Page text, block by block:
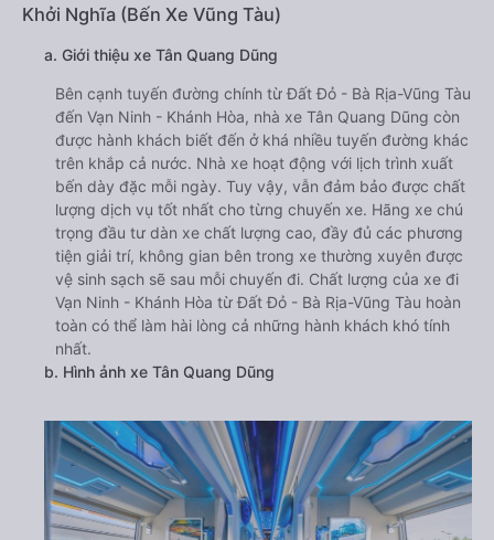
Khởi Nghĩa (Bến Xe Vũng Tàu)
a. Giới thiệu xe Tân Quang Dũng
Bên cạnh tuyến đường chính từ Đất Đỏ - Bà Rịa-Vũng Tàu
đến Vạn Ninh - Khánh Hòa, nhà xe Tân Quang Dũng còn
được hành khách biết đến ở khá nhiều tuyến đường khác
trên khắp cả nước. Nhà xe hoạt động với lịch trình xuất
bến dày đặc mỗi ngày. Tuy vậy, vẫn đảm bảo được chất
lượng dịch vụ tốt nhất cho từng chuyến xe. Hãng xe chú
trọng đầu tư dàn xe chất lượng cao, đầy đủ các phương
tiện giải trí, không gian bên trong xe thường xuyên được
vệ sinh sạch sẽ sau mỗi chuyến đi. Chất lượng của xe đi
Vạn Ninh - Khánh Hòa từ Đất Đỏ - Bà Rịa-Vũng Tàu hoàn
toàn có thể làm hài lòng cả những hành khách khó tính
nhất.
b. Hình ảnh xe Tân Quang Dũng